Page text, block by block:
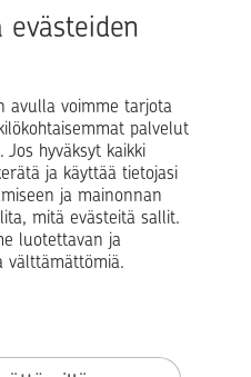
evästeiden
avulla voimme tarjota
palvelut
hyväksyt kaikki
ja käyttää tietojasi
ja mainonnan
mitä evästeitä sallit.
luotettavan ja
välttämättömiä.
Yrityselämä
Vahinkoapu